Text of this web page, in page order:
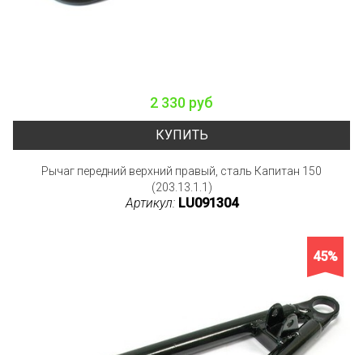
2 330 руб
КУПИТЬ
Рычаг передний верхний правый, сталь Капитан 150
(203.13.1.1)
Артикул: LU091304
45%